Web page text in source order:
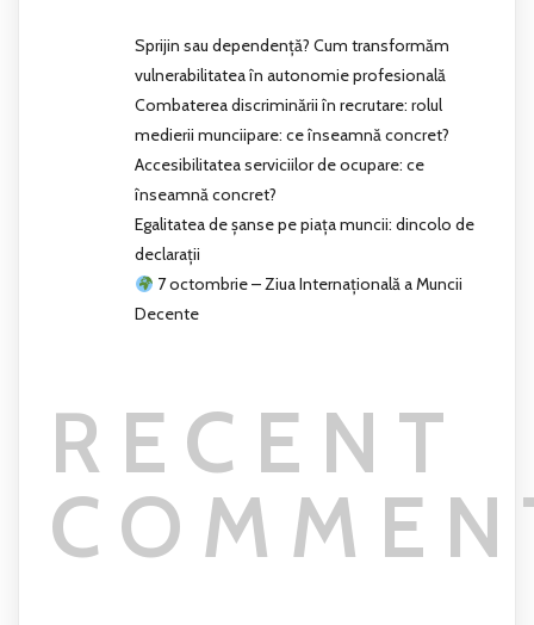
Sprijin sau dependență? Cum transformăm
vulnerabilitatea în autonomie profesională
Combaterea discriminării în recrutare: rolul
medierii munciipare: ce înseamnă concret?
Accesibilitatea serviciilor de ocupare: ce
înseamnă concret?
Egalitatea de șanse pe piața muncii: dincolo de
declarații
7 octombrie – Ziua Internațională a Muncii
Decente
RECENT